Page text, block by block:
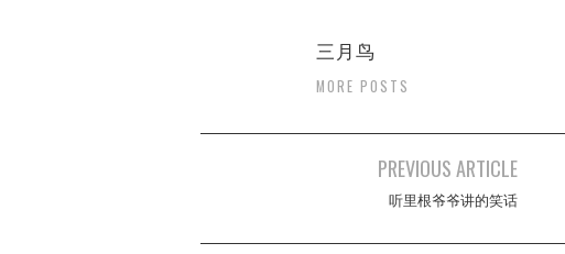
三月鸟
MORE POSTS
PREVIOUS ARTICLE
听里根爷爷讲的笑话